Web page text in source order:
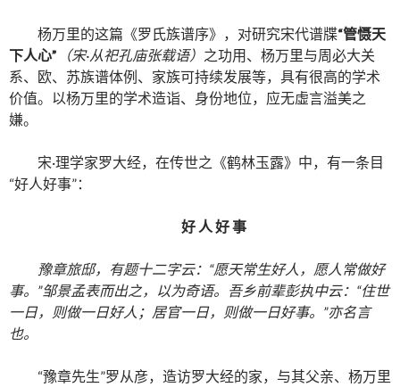
杨万里的这篇《罗氏族谱序》，对研究宋代谱牒“管慑天
下人心” （宋·从祀孔庙张载语） 之功用、杨万里与周必大关
系、欧、苏族谱体例、家族可持续发展等，具有很高的学术
价值。以杨万里的学术造诣、身份地位，应无虛言溢美之
嫌。
宋·理学家罗大经，在传世之《鹤林玉露》中，有一条目
“好人好事”：
好 人 好 事
豫章旅邸，有题十二字云：“愿天常生好人，愿人常做好
事。”邹景孟表而出之，以为奇语。吾乡前辈彭执中云：“住世
一日，则做一日好人；居官一日，则做一日好事。”亦名言
也。
“豫章先生”罗从彦，造访罗大经的家，与其父亲、杨万里